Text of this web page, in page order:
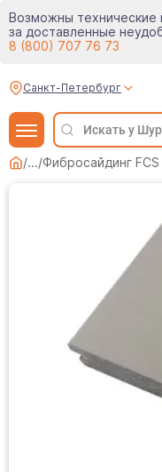
Возможны технические
за доставленные
8 (800) 707 76 73
Санкт-Петербург
/.../Фибросайдинг